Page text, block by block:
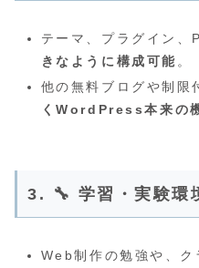
テーマ、プラグイン、
きなように構成可能 。
他の無料ブログや制限
くWordPress本来の
3. 🔧 学習・実験環
Web制作の勉強や、ク